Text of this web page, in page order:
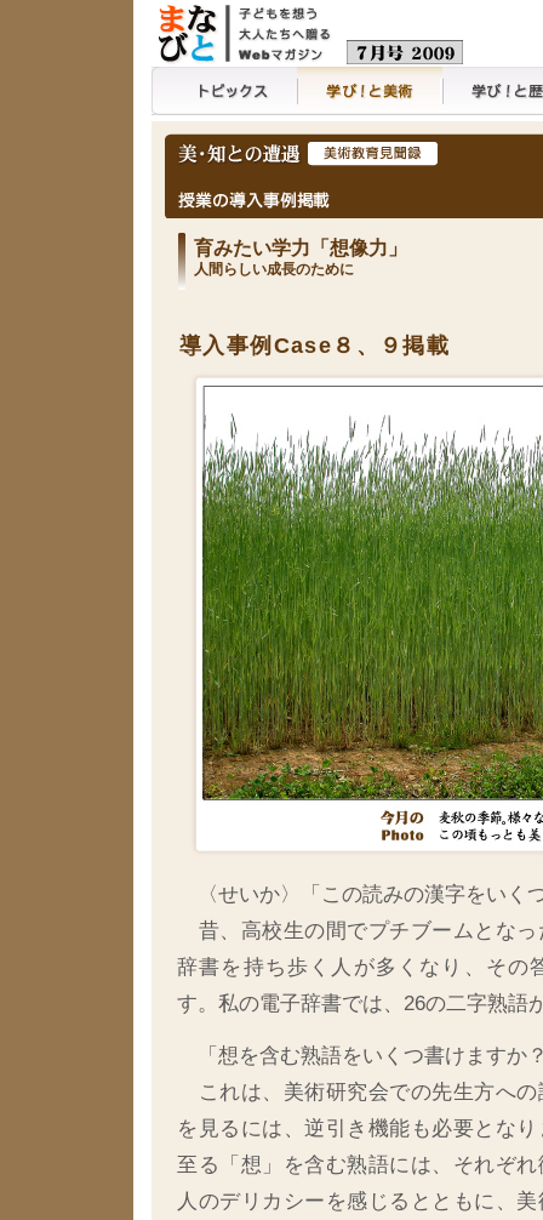
育みたい学力「想像力」
人間らしい成長のために
導入事例Case８、９掲載
〈せいか〉「この読みの漢字をいく
昔、高校生の間でプチブームとなっ
辞書を持ち歩く人が多くなり、その
す。私の電子辞書では、26の二字熟語
「想を含む熟語をいくつ書けますか
これは、美術研究会での先生方への
を見るには、逆引き機能も必要とな
至る「想」を含む熟語には、それぞ
人のデリカシーを感じるとともに、